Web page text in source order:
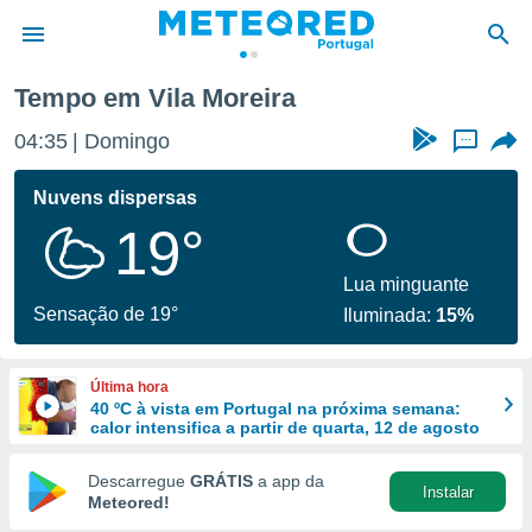
da
foi
fornecidas
a este
das
e
forma
digital
Tempo em Vila Moreira
04:35 Domingo ...
Nuvens dispersas
19°
Sensação de 19°
Lua minguante
Iluminada: 15%
Última hora
40 ºC à vista em Portugal na próxima semana:
calor intensifica a partir de quarta, 12 de agosto
Descarregue GRÁTIS a app da
Meteored!
Instalar